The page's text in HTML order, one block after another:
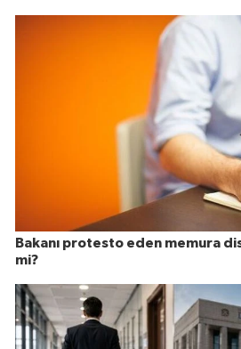
Bakanı protesto eden memura
mi?